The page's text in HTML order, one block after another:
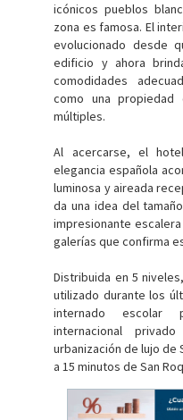
icónicos pueblos
zona es famosa. El
evolucionado desde
edificio y ahora
comodidades
como una propiedad
múltiples.
Al acercarse, el
elegancia española
luminosa y aireada
da una idea del
impresionante
galerías que confirma
Distribuida en 5
utilizado durante los
internado escolar
internacional
urbanización de lujo de
a 15 minutos de San